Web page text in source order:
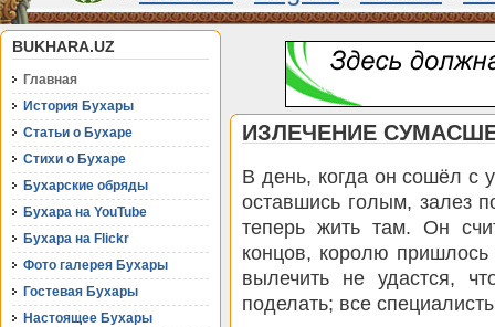
BUKHARA.UZ
Главная
История Бухары
Статьи о Бухаре
Стихи о Бухаре
Бухарские обряды
Бухара на YouTube
Бухара на Flickr
Фото галерея Бухары
Гостевая Бухары
Настоящее Бухары
ИЗЛЕЧЕНИЕ
В день, когда он сошёл с
оставшись голым, залез
теперь жить там. Он
концов, королю
вылечить не удастся,
поделать; все